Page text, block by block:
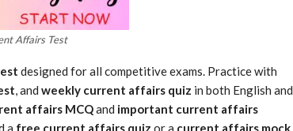
Affairs Test
designed for all competitive exams. Practice with
, and weekly current affairs quiz in both English and
affairs MCQand important current affairs
a free current affairs quiz or a current affairs mock